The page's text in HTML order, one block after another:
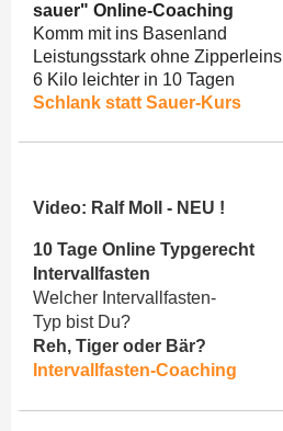
sauer" Online-Coaching
Komm mit ins Basenland
Leistungsstark ohne Zipperleins
6 Kilo leichter in 10 Tagen
Schlank statt Sauer-Kurs
Video: Ralf Moll - NEU !
10 Tage Online Typgerecht
Intervallfasten
Welcher Intervallfasten-
Typ bist Du?
Reh, Tiger oder Bär?
Intervallfasten-Coaching